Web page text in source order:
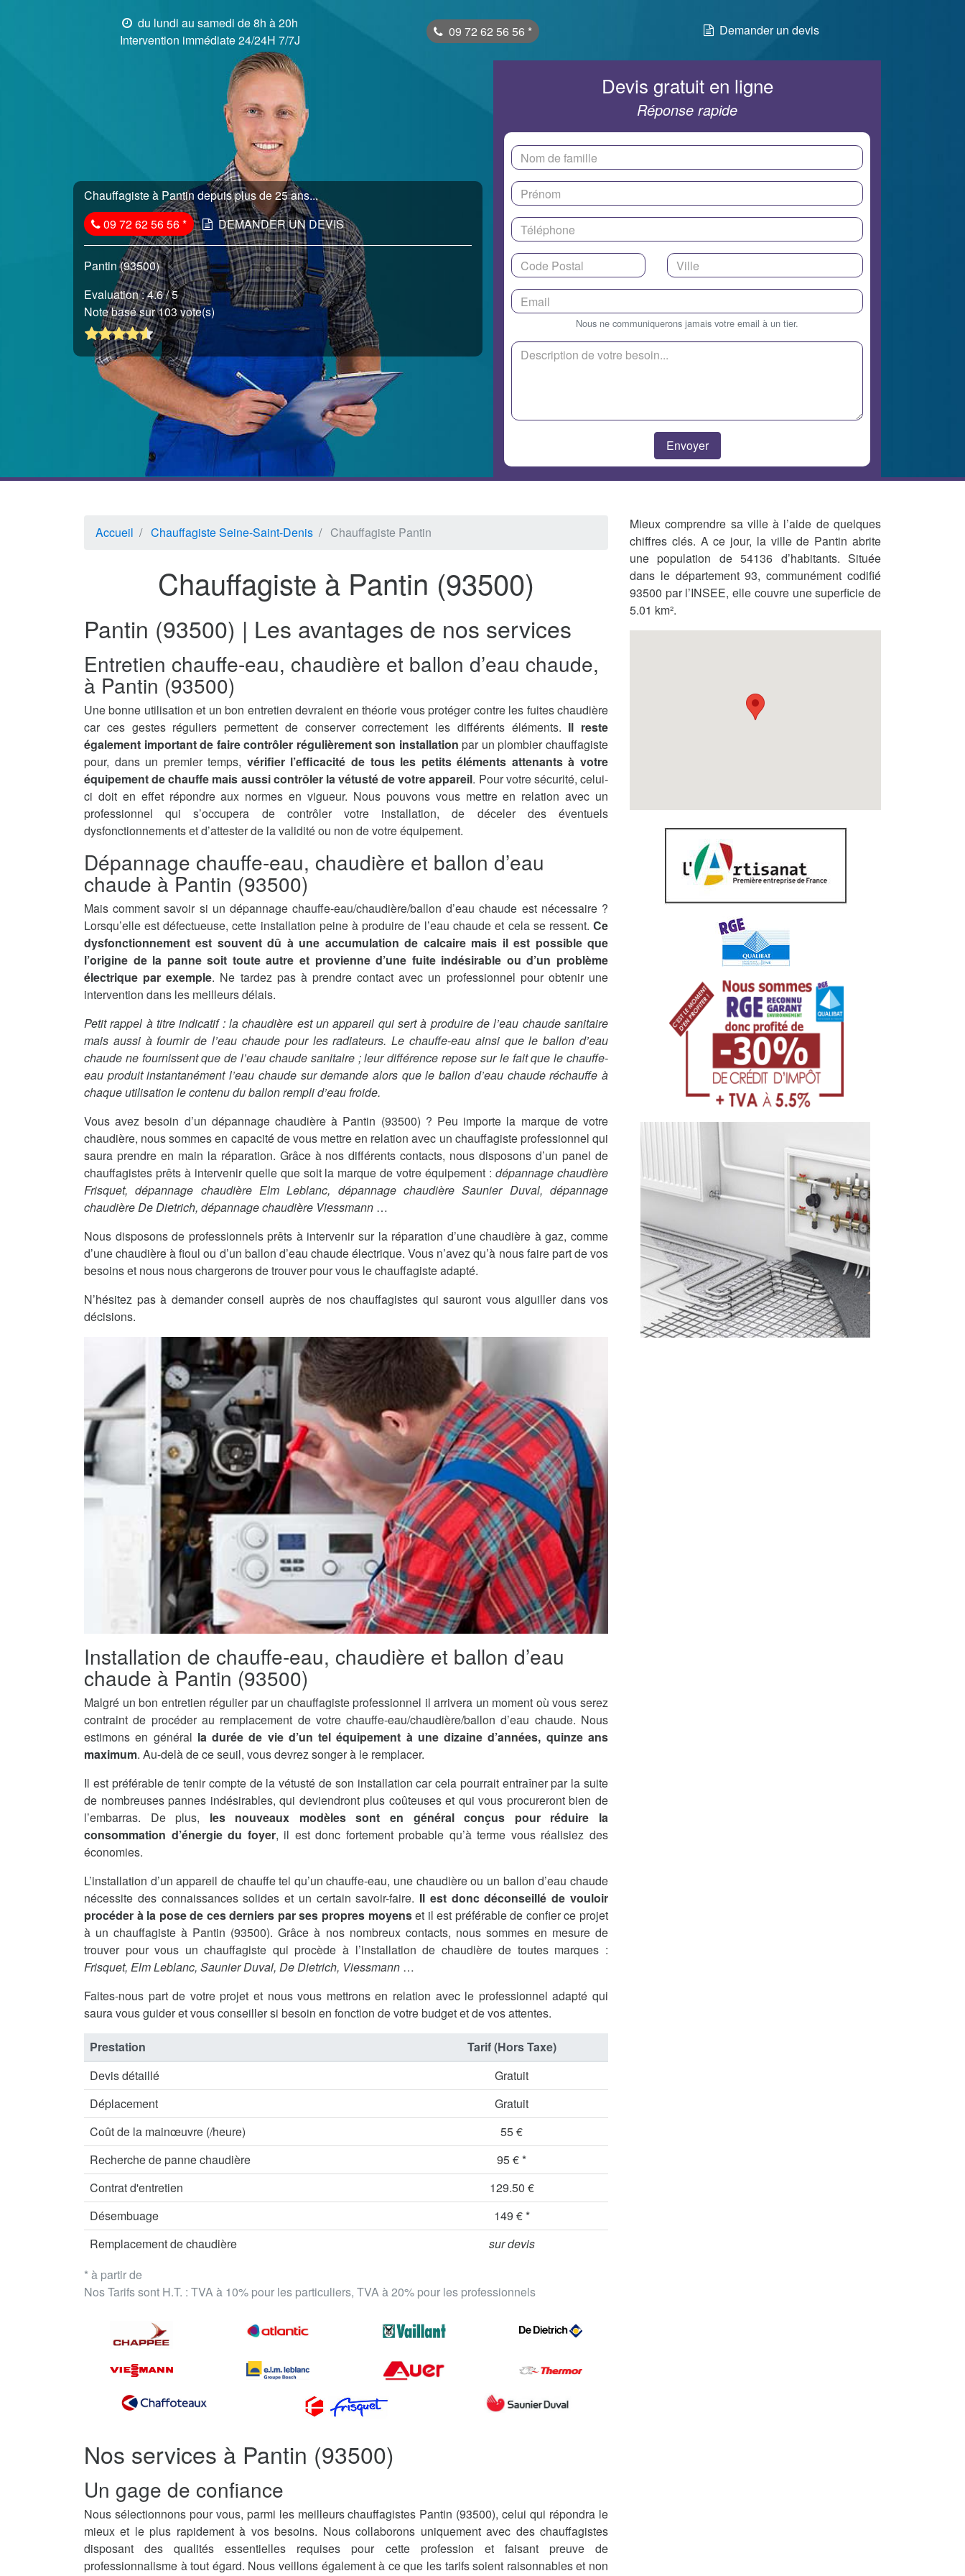
du lundi au samedi de 8h à 20h
Intervention immédiate 24/24H 7/7J
09 72 62 56 56 * Demander un devis
Chauffagiste à Pantin depuis plus de 25 ans...
09 72 62 56 56* DEMANDER UN DEVIS
Pantin (93500)
Evaluation :4.6/ 5
Note basé sur 103 vote(s)
Devis gratuit en ligne
Réponse rapide
Nous ne communiquerons jamais votre email à un tier.
Accueil Chauffagiste Seine-Saint-Denis Chauffagiste Pantin
Chauffagiste à Pantin (93500)
Pantin (93500) | Les avantages de nos services
Entretien chauffe-eau, chaudière et ballon d’eau chaude,
à Pantin (93500)
Une bonne utilisation et un bon entretien devraient en théorie vous protéger contre les fuites chaudière
car ces gestes réguliers permettent de conserver correctement les différents éléments. Il reste
également important de faire contrôler régulièrement son installation par un plombier chauffagiste
pour, dans un premier temps, vérifier l’efficacité de tous les petits éléments attenants à votre
équipement de chauffe mais aussi contrôler la vétusté de votre appareil. Pour votre sécurité, celui-
ci doit en effet répondre aux normes en vigueur. Nous pouvons vous mettre en relation avec un
professionnel qui s’occupera de contrôler votre installation, de déceler des éventuels
dysfonctionnements et d’attester de la validité ou non de votre équipement.
Dépannage chauffe-eau, chaudière et ballon d’eau
chaude à Pantin (93500)
Mais comment savoir si un dépannage chauffe-eau/chaudière/ballon d’eau chaude est nécessaire ?
Lorsqu’elle est défectueuse, cette installation peine à produire de l’eau chaude et cela se ressent. Ce
dysfonctionnement est souvent dû à une accumulation de calcaire mais il est possible que
l’origine de la panne soit toute autre et provienne d’une fuite indésirable ou d’un problème
électrique par exemple. Ne tardez pas à prendre contact avec un professionnel pour obtenir une
intervention dans les meilleurs délais.
Petit rappel à titre indicatif : la chaudière est un appareil qui sert à produire de l’eau chaude sanitaire
mais aussi à fournir de l’eau chaude pour les radiateurs. Le chauffe-eau ainsi que le ballon d’eau
chaude ne fournissent que de l’eau chaude sanitaire ; leur différence repose sur le fait que le chauffe-
eau produit instantanément l’eau chaude sur demande alors que le ballon d’eau chaude réchauffe à
chaque utilisation le contenu du ballon rempli d’eau froide.
Vous avez besoin d’un dépannage chaudière à Pantin (93500) ? Peu importe la marque de votre
chaudière, nous sommes en capacité de vous mettre en relation avec un chauffagiste professionnel qui
saura prendre en main la réparation. Grâce à nos différents contacts, nous disposons d’un panel de
chauffagistes prêts à intervenir quelle que soit la marque de votre équipement :dépannage chaudière
Frisquet, dépannage chaudière Elm Leblanc, dépannage chaudière Saunier Duval, dépannage
chaudière De Dietrich, dépannage chaudière Viessmann …
Nous disposons de professionnels prêts à intervenir sur la réparation d’une chaudière à gaz, comme
d’une chaudière à fioul ou d’un ballon d’eau chaude électrique. Vous n’avez qu’à nous faire part de vos
besoins et nous nous chargerons de trouver pour vous le chauffagiste adapté.
N’hésitez pas à demander conseil auprès de nos chauffagistes qui sauront vous aiguiller dans vos
décisions.
Installation de chauffe-eau, chaudière et ballon d’eau
chaude à Pantin (93500)
Malgré un bon entretien régulier par un chauffagiste professionnel il arrivera un moment où vous serez
contraint de procéder au remplacement de votre chauffe-eau/chaudière/ballon d’eau chaude. Nous
estimons en général la durée de vie d’un tel équipement à une dizaine d’années, quinze ans
maximum. Au-delà de ce seuil, vous devrez songer à le remplacer.
Il est préférable de tenir compte de la vétusté de son installation car cela pourrait entraîner par la suite
de nombreuses pannes indésirables, qui deviendront plus coûteuses et qui vous procureront bien de
l’embarras. De plus, les nouveaux modèles sont en général conçus pour réduire la
consommation d’énergie du foyer, il est donc fortement probable qu’à terme vous réalisiez des
économies.
L’installation d’un appareil de chauffe tel qu’un chauffe-eau, une chaudière ou un ballon d’eau chaude
nécessite des connaissances solides et un certain savoir-faire. Il est donc déconseillé de vouloir
procéder à la pose de ces derniers par ses propres moyenset il est préférable de confier ce projet
à un chauffagiste à Pantin (93500). Grâce à nos nombreux contacts, nous sommes en mesure de
trouver pour vous un chauffagiste qui procède à l’installation de chaudière de toutes marques :
Frisquet, Elm Leblanc, Saunier Duval, De Dietrich, Viessmann …
Faites-nous part de votre projet et nous vous mettrons en relation avec le professionnel adapté qui
saura vous guider et vous conseiller si besoin en fonction de votre budget et de vos attentes.
* à partir de
Nos Tarifs sont H.T. : TVA à 10% pour les particuliers, TVA à 20% pour les professionnels
Prestation
Tarif (Hors Taxe)
Devis détaillé
Gratuit
Déplacement
Gratuit
Coût de la mainœuvre (/heure)
55 €
Recherche de panne chaudière
95 € *
Contrat d'entretien
129.50 €
Désembuage
149 € *
Remplacement de chaudière
sur devis
Nos services à Pantin (93500)
Un gage de confiance
Nous sélectionnons pour vous, parmi les meilleurs chauffagistes Pantin (93500), celui qui répondra le
mieux et le plus rapidement à vos besoins. Nous collaborons uniquement avec des chauffagistes
disposant des qualités essentielles requises pour cette profession et faisant preuve de
professionnalisme à tout égard. Nous veillons également à ce que les tarifs soient raisonnables et non
Mieux comprendre sa ville à l’aide de quelques
chiffres clés. A ce jour, la ville de Pantin abrite
une population de 54136 d’habitants. Située
dans le département 93, communément codifié
93500 par l’INSEE, elle couvre une superficie de
5.01 km².